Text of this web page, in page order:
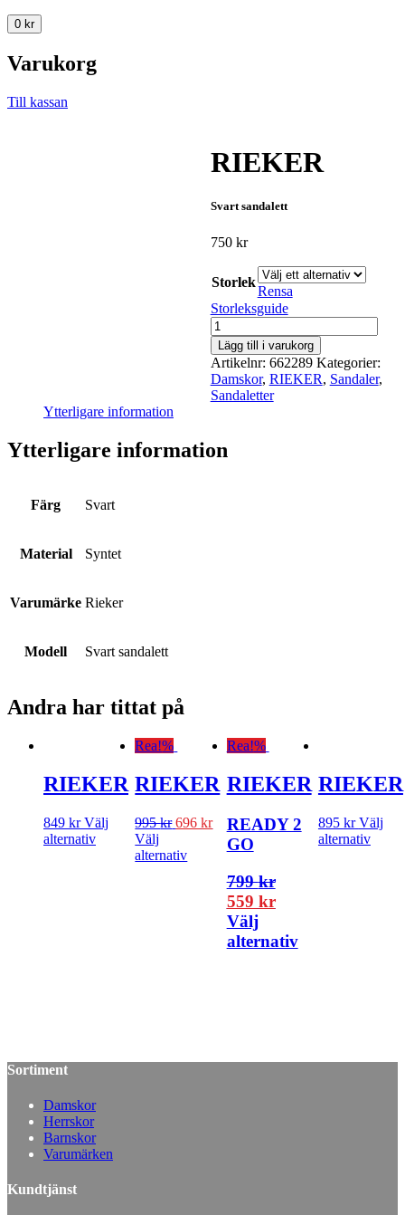
0 kr
Varukorg
Till kassan
RIEKER
Svart sandalett
750 kr
Storlek
Rensa
Storleksguide
RIEKER
mängd
Lägg till i varukorg
Artikelnr: 662289 Kategorier:
Damskor, RIEKER, Sandaler,
Sandaletter
Ytterligare information
Ytterligare information
Färg Svart
Material Syntet
Varumärke Rieker
Modell Svart sandalett
Andra har tittat på
RIEKER
849 kr Välj
alternativ
Rea!%
RIEKER
995kr 696kr
Välj
alternativ
Rea!%
RIEKER
READY 2
GO
799kr
559 kr
Välj
alternativ
RIEKER
895 kr Välj
alternativ
Sortiment
Damskor
Herrskor
Barnskor
Varumärken
Kundtjänst